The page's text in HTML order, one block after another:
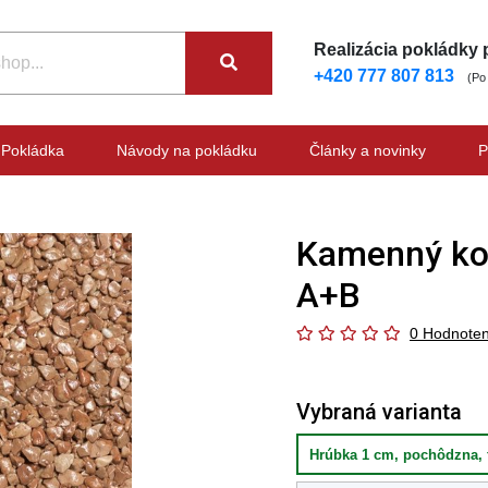
Realizácia pokládky
+420 777 807 813
Pokládka Návody na pokládku Články a novinky
Kamenný
A+B
0
Vybraná varianta
Hrúbka 1 cm, pochôdzna,